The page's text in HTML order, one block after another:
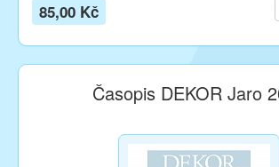
85,00 Kč
Časopis DEKOR Jaro